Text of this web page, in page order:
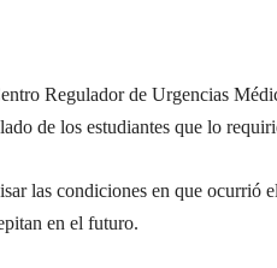
Regulador de Urgencias
de los estudiantes que lo
las condiciones en que ocurrió
en el futuro.